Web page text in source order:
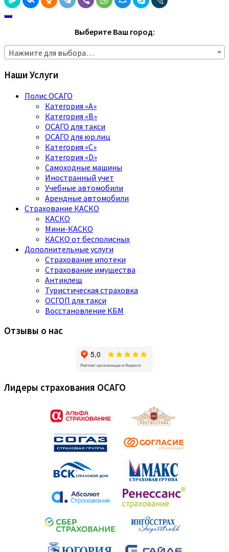
Выберите Ваш город:
Нажмите для выбора…
Наши Услуги
Полис ОСАГО
Категория «A»
Категория «B»
ОСАГО для такси
ОСАГО для юр.лиц
Категория «C»
Категория «D»
Самоходные машины
Иностранный учет
Учебные автомобили
Арендные автомобили
Страхование КАСКО
КАСКО
Мини-КАСКО
КАСКО от бесполисных
Дополнительные услуги
Страхование ипотеки
Страхование имущества
Антиклещ
Туристическая страховка
ОСГОП для такси
Восстановление КБМ
Отзывы о нас
Лидеры страхования ОСАГО